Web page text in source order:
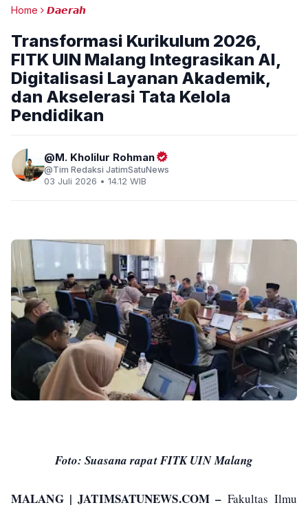
Home 𝘿𝙖𝙚𝙧𝙖𝙝
Transformasi Kurikulum 2026,
FITK UIN Malang Integrasikan AI,
Digitalisasi Layanan Akademik,
dan Akselerasi Tata Kelola
Pendidikan
M. Kholilur Rohman
Tim Redaksi JatimSatuNews
03 Juli 2026 • 14.12 WIB
Foto: Suasana rapat FITK UIN Malang
MALANG | JATIMSATUNEWS.COM – Fakultas Ilmu